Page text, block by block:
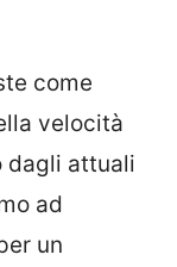
come
velocità
dagli attuali
ad
un